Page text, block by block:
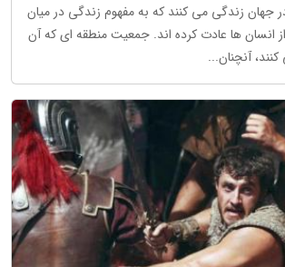
جهان زندگی می کنند که به مفهوم زندگی در میان
انسان ها عادت کرده اند. جمعیت منطقه ای که آن
آنچنان...